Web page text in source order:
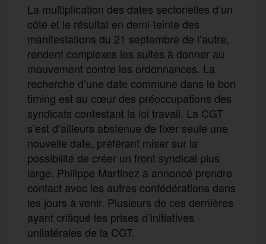
La multiplication des dates sectorielles d’un
côté et le résultat en demi-teinte des
manifestations du 21 septembre de l’autre,
rendent complexes les suites à donner au
mouvement contre les ordonnances. La
recherche d’une date commune dans le bon
timing est au cœur des préoccupations des
syndicats contestant la loi travail. La CGT
s’est d’ailleurs abstenue de fixer seule une
nouvelle date, préférant miser sur la
possibilité de créer un front syndical plus
large. Philippe Martinez a annoncé prendre
contact avec les autres confédérations dans
les jours à venir. Plusieurs de ces dernières
ayant critiqué les prises d’initiatives
unilatérales de la CGT.